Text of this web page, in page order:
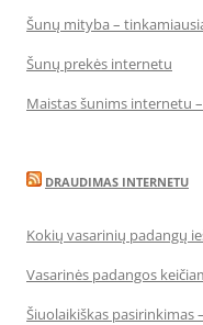
Šunų mityba –
Šunų prekės internetu
Maistas šunims internetu
DRAUDIMAS INTERNETU
Kokių vasarinių padangų
Vasarinės padangos
Šiuolaikiškas pasirinkimas